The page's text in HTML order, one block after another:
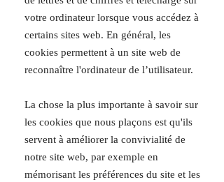
votre ordinateur lorsque vous accédez à
certains sites web. En général, les
cookies permettent à un site web de
reconnaître l'ordinateur de l’utilisateur.
La chose la plus importante à savoir sur
les cookies que nous plaçons est qu'ils
servent à améliorer la convivialité de
notre site web, par exemple en
mémorisant les préférences du site et les